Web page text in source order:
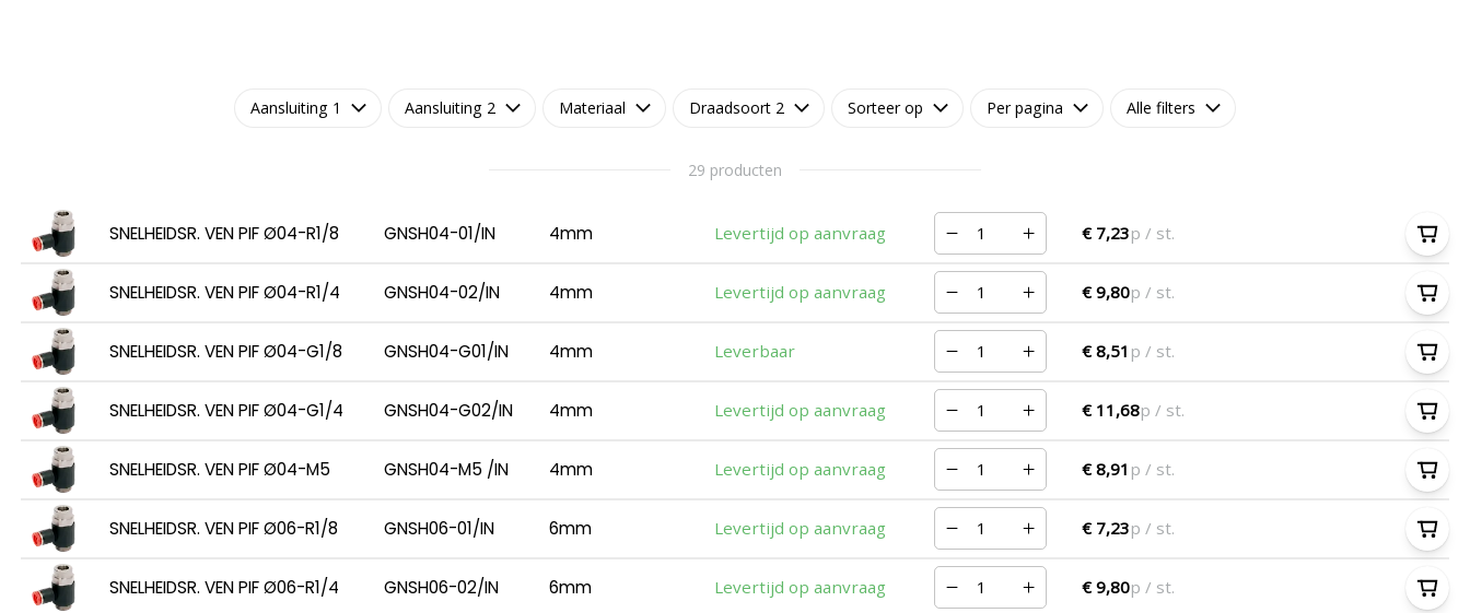
Aansluiting 1 Aansluiting 2 Materiaal Draadsoort 2 Sorteer op Per pagina Alle filters
29 producten
SNELHEIDSR. VEN PIF Ø04-R1/8 GNSH04-01/IN 4mm Levertijd op aanvraag € 7,23p / st.
SNELHEIDSR. VEN PIF Ø04-R1/4 GNSH04-02/IN 4mm Levertijd op aanvraag € 9,80p / st.
SNELHEIDSR. VEN PIF Ø04-G1/8 GNSH04-G01/IN 4mm Leverbaar € 8,51 p / st.
SNELHEIDSR. VEN PIF Ø04-G1/4 GNSH04-G02/IN 4mm Levertijd op aanvraag € 11,68p / st.
SNELHEIDSR. VEN PIF Ø04-M5 GNSH04-M5 /IN 4mm Levertijd op aanvraag € 8,91 p / st.
SNELHEIDSR. VEN PIF Ø06-R1/8 GNSH06-01/IN 6mm Levertijd op aanvraag € 7,23p / st.
SNELHEIDSR. VEN PIF Ø06-R1/4 GNSH06-02/IN 6mm Levertijd op aanvraag € 9,80p / st.